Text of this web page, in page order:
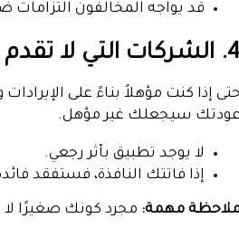
قد يواجه المخالفون التزامات
الانتخابات المناسبة
عودتك سيجعلك غير مؤهل.
لا يوجد تطبيق بأثر رجعي.
إذا فاتتك النافذة، فستفقد
مهمة: مجرد كونك صغيرًا لا